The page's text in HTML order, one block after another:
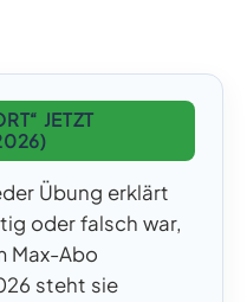
JETZT
Übung erklärt
oder falsch war,
Max-Abo
steht sie